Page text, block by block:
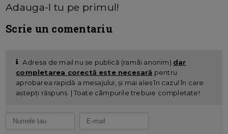
Adauga-l tu pe primul!
Scrie un comentariu
Adresa de mail nu se publică (ramâi anonim) dar
completarea corectă este necesară pentru
aprobarea rapidă a mesajului, și mai ales în cazul în care
aștepți răspuns. | Toate câmpurile trebuie completate!